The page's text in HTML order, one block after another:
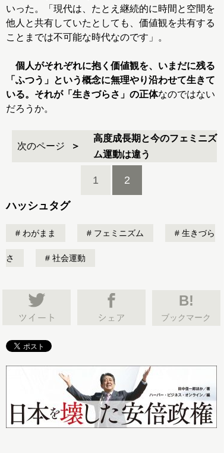
いった。「現代は、たとえ継続的に時間と空間を
他人と共有していたとしても、価値観を共有する
ことまでは不可能な時代なのです」。
個人がそれぞれに抱く価値観を、いまだに残る
「ふつう」という概念に無理やり沿わせて生きて
いる。それが「生きづらさ」の正体なのではない
だろうか。
次のページ
高度成長期と今のフェミニズ
ム運動は違う
1 2
ハッシュタグ
わがまま フェミニズム 生きづら
さ 社会運動
B!
ブックマーク